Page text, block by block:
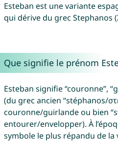
Esteban est une variante
qui dérive du grec Stephanos
Que signifie le prénom
Esteban signifie “couronne”,
(du grec ancien “stéphanos/
couronne/guirlande ou bien
entourer/envelopper). À
symbole le plus répandu de la